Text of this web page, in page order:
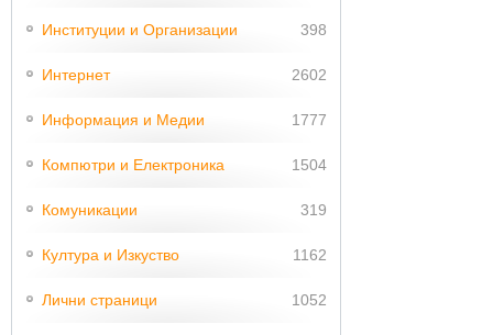
Институции и Организации 398
Интернет 2602
Информация и Медии 1777
Компютри и Електроника 1504
Комуникации 319
Култура и Изкуство 1162
Лични страници 1052